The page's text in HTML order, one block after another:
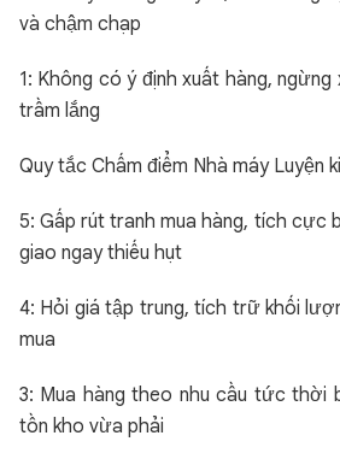
và chậm chạp
1: Không có ý định xuất hàng,
trầm lắng
Quy tắc Chấm điểm Nhà máy Luyện
5: Gấp rút tranh mua hàng, tích cực
giao ngay thiếu hụt
4: Hỏi giá tập trung, tích trữ khối
mua
3: Mua hàng theo nhu cầu tức thời
tồn kho vừa phải